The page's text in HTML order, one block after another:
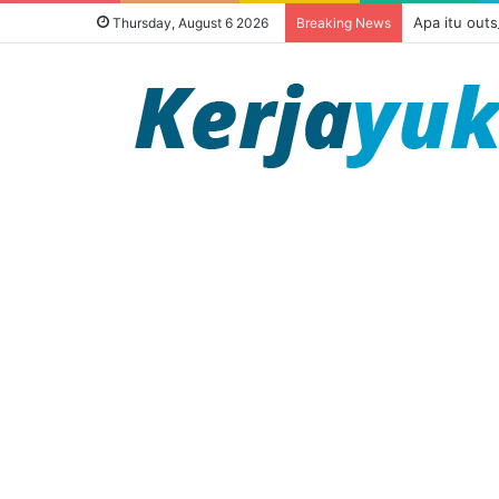
Thursday, August 6 2026 Breaking News Apa itu